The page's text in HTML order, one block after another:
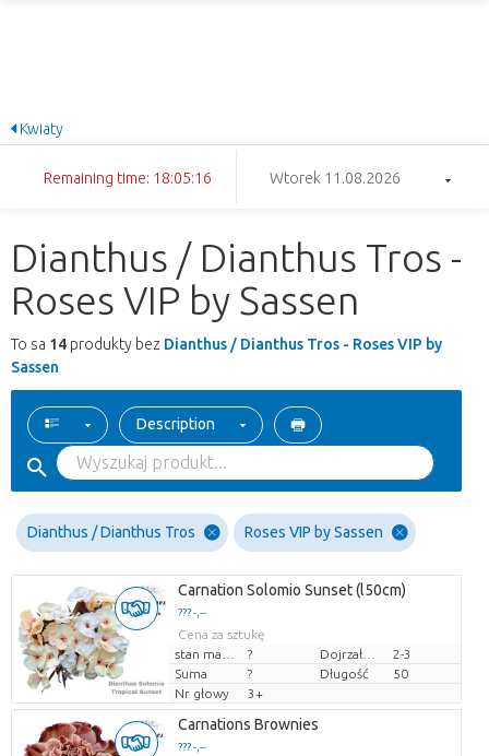
Kwiaty
Remaining time: 18:05:16 Wtorek 11.08.2026
Dianthus / Dianthus Tros -
Roses VIP by Sassen
To sa 14 produkty bez Dianthus / Dianthus Tros - Roses VIP by
Sassen
Description
Dianthus / Dianthus Tros Roses VIP by Sassen
Carnation Solomio Sunset (l50cm)
??? -,--
Cena za sztukę
?
2-3
Suma
? Długość
50
Nr głowy
3+
Carnations Brownies
??? -,--